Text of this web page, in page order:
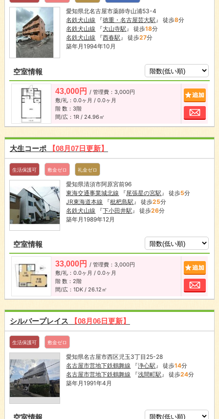
愛知県北名古屋市薬師寺山浦53-4
名鉄犬山線 『徳重・名古屋芸大駅』 徒歩8分
名鉄犬山線 『大山寺駅』 徒歩18分
名鉄犬山線 『西春駅』 徒歩27分
築年月1994年10月
空室情報
43,000円
/ 管理費：3,000円
敷/礼：0.0ヶ月 / 0.0ヶ月
階 数：3階
間/広：1R / 24.96㎡
お
大生コーポ 【08月07日更新】
生活保護可 敷金ゼロ 礼金ゼロ
愛知県清須市阿原宮前96
東海交通事業城北線 『尾張星の宮駅 』 徒歩5分
JR東海道本線 『枇杷島駅 』 徒歩25分
名鉄犬山線 『下小田井駅 』 徒歩26分
築年月1989年12月
空室情報
33,000円 / 管理費：3,000円
敷/礼：0.0ヶ月 / 0.0ヶ月
階 数：2階
間/広：1DK / 26.12㎡
お
シルバープレイス 【08月06日更新】
生活保護可 敷金ゼロ
愛知県名古屋市西区児玉3丁目25-28
名古屋市営地下鉄鶴舞線 『浄心駅』 徒歩14分
名古屋市営地下鉄鶴舞線 『浅間町駅』 徒歩24分
築年月1991年4月